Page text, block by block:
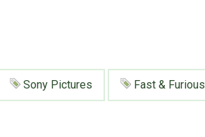
Sony Pictures Fast & Furious